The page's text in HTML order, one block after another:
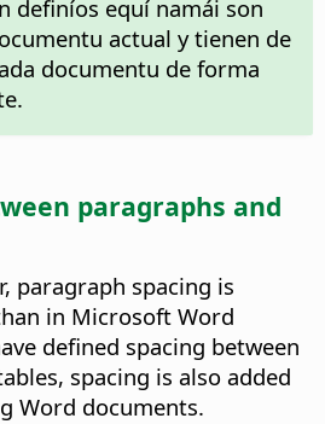
definíos equí namái son
actual y tienen de
documentu de forma
paragraphs and
paragraph spacing is
in Microsoft Word
defined spacing between
spacing is also added
Word documents.